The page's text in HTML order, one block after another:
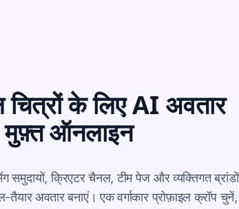
चित्रों के लिए AI अवतार
ऑनलाइन
समुदायों, क्रिएटर चैनल, टीम पेज और व्यक्तिगत
तैयार अवतार बनाएं। एक वर्गाकार प्रोफ़ाइल क्रॉप